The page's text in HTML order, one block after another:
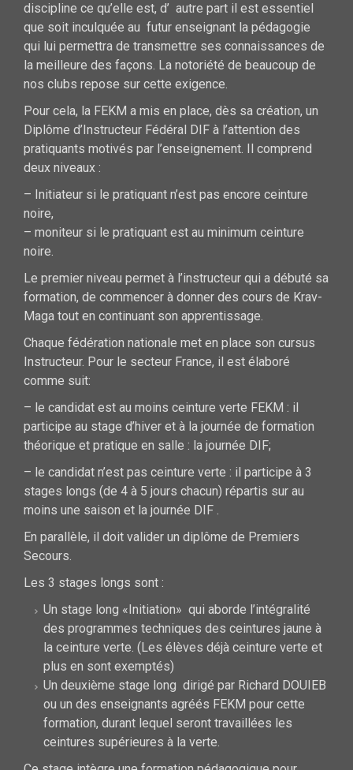
discipline ce qu’elle est, d’ autre part il est essentiel
que soit inculquée au futur enseignant la pédagogie
qui lui permettra de transmettre ses connaissances de
la meilleure des façons. La notoriété de beaucoup de
nos clubs repose sur cette exigence.
Pour cela, la FEKM a mis en place, dès sa création, un
Diplôme d’Instructeur Fédéral DIF à l’attention des
pratiquants motivés par l’enseignement. Il comprend
deux niveaux :
– Initiateur si le pratiquant n’est pas encore ceinture
noire,
– moniteur si le pratiquant est au minimum ceinture
noire.
Le premier niveau permet à l’instructeur qui a débuté sa
formation, de commencer à donner des cours de Krav-
Maga tout en continuant son apprentissage.
Chaque fédération nationale met en place son cursus
Instructeur. Pour le secteur France, il est élaboré
comme suit:
– le candidat est au moins ceinture verte FEKM : il
participe au stage d’hiver et à la journée de formation
théorique et pratique en salle : la journée DIF;
– le candidat n’est pas ceinture verte : il participe à 3
stages longs (de 4 à 5 jours chacun) répartis sur au
moins une saison et la journée DIF .
En parallèle, il doit valider un diplôme de Premiers
Secours.
Les 3 stages longs sont :
Un stage long «Initiation» qui aborde l’intégralité
des programmes techniques des ceintures jaune à
la ceinture verte. (Les élèves déjà ceinture verte et
plus en sont exemptés)
Un deuxième stage long dirigé par Richard DOUIEB
ou un des enseignants agréés FEKM pour cette
formation, durant lequel seront travaillées les
ceintures supérieures à la verte.